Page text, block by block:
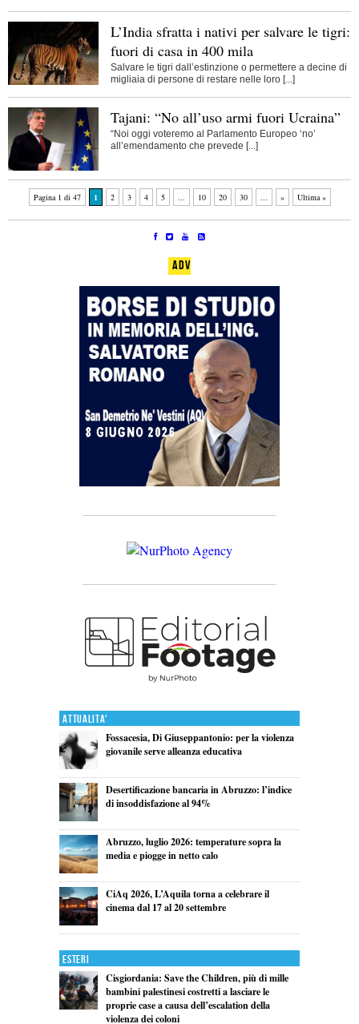
L’India sfratta i nativi per salvare le tigri:
fuori di casa in 400 mila
Salvare le tigri dall’estinzione o permettere a decine di
migliaia di persone di restare nelle loro [...]
Tajani: “No all’uso armi fuori Ucraina”
“Noi oggi voteremo al Parlamento Europeo ‘no’
all’emendamento che prevede [...]
Pagina 1 di 47 1 2 3 4 5 10 20 30 » Ultima »
ADV
Attualita'
Fossacesia, Di Giuseppantonio: per la violenza
giovanile serve alleanza educativa
Desertificazione bancaria in Abruzzo: l’indice
di insoddisfazione al 94%
Abruzzo, luglio 2026: temperature sopra la
media e piogge in netto calo
CiAq 2026, L’Aquila torna a celebrare il
cinema dal 17 al 20 settembre
Esteri
Cisgiordania: Save the Children, più di mille
bambini palestinesi costretti a lasciare le
proprie case a causa dell’escalation della
violenza dei coloni